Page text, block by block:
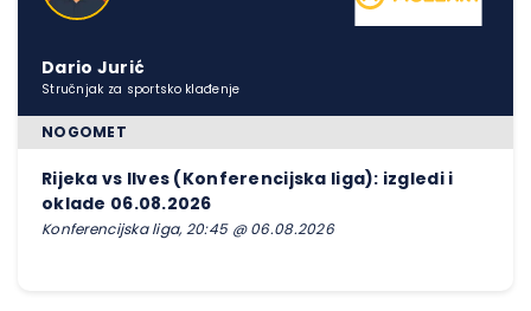
Dario Jurić
Stručnjak za sportsko klađenje
NOGOMET
Rijeka vs Ilves (Konferencijska liga): izgledi i
oklade 06.08.2026
Konferencijska liga, 20:45 @ 06.08.2026